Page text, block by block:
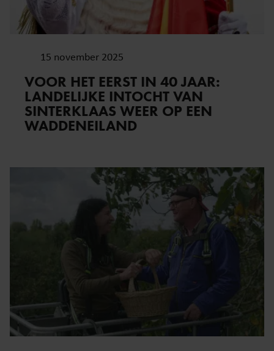
15 november 2025
VOOR HET EERST IN 40 JAAR:
LANDELIJKE INTOCHT VAN
SINTERKLAAS WEER OP EEN
WADDENEILAND